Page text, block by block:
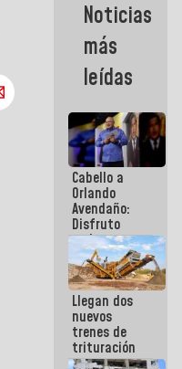
emprendedores
afectados
por
terremotos
Noticias
más
leídas
Cabello a
Orlando
Avendaño:
Disfruto
cada vez
que escribes
porque lo
que haces
es
embarrarla
Llegan dos
nuevos
trenes de
trituración
para